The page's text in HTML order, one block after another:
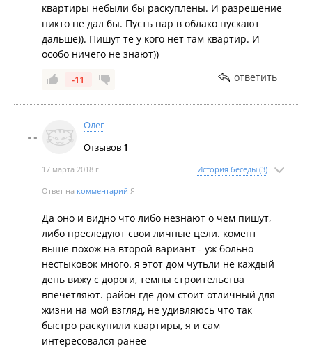
квартиры небыли бы раскуплены. И разрешение
никто не дал бы. Пусть пар в облако пускают
дальше)). Пишут те у кого нет там квартир. И
особо ничего не знают))
-11 ответить
Олег
Отзывов 1
17 марта 2018 г. История беседы (3)
Ответ на комментарий Я
Да оно и видно что либо незнают о чем пишут,
либо преследуют свои личные цели. комент
выше похож на второй вариант - уж больно
нестыковок много. я этот дом чутьли не каждый
день вижу с дороги, темпы строительства
впечетляют. район где дом стоит отличный для
жизни на мой взгляд, не удивляюсь что так
быстро раскупили квартиры, я и сам
интересовался ранее